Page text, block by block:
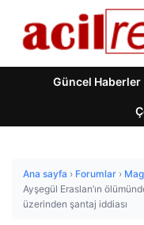
Güncel Haberler
Ana sayfa › Forumlar ›
Ayşegül Eraslan’ın
üzerinden şantaj iddiası